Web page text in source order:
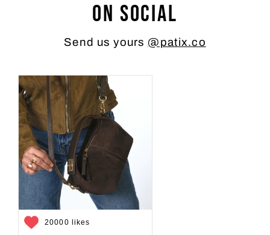
On social
Send us yours @patix.co
20000 likes